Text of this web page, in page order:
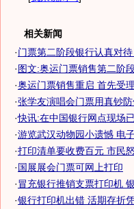
相关新闻
·门票第二阶段银行认真对待
·图文:奥运门票销售第二阶
·奥运门票销售重启 首先受
·张学友演唱会门票用真钞防
·快讯:在中国银行网点现场
·游览武汉动物园小遗憾 电
·打印清单要收费百元 市民
·国展展会门票可网上打印
·冒充银行推销支票打印机
·银行打印机出错 活期存折